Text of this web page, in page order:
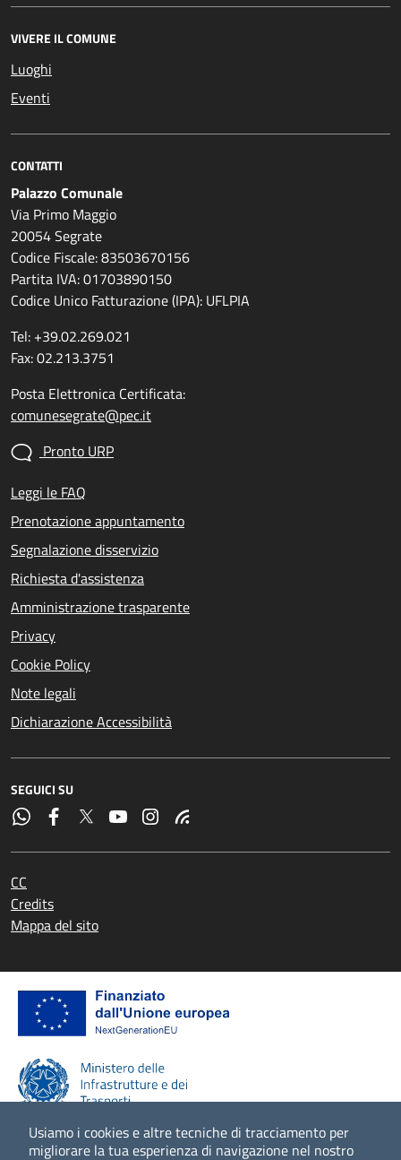
Usiamo i cookies e altre tecniche di tracciamento per
migliorare la tua esperienza di navigazione nel nostro
VIVERE IL COMUNE
Luoghi
Eventi
CONTATTI
Palazzo Comunale
Via Primo Maggio
20054 Segrate
Codice Fiscale: 83503670156
Partita IVA: 01703890150
Codice Unico Fatturazione (IPA): UFLPIA
Tel: +39.02.269.021
Fax: 02.213.3751
Posta Elettronica Certificata:
comunesegrate@pec.it
Pronto URP
Leggi le FAQ
Prenotazione appuntamento
Segnalazione disservizio
Richiesta d'assistenza
Amministrazione trasparente
Privacy
Cookie Policy
Note legali
Dichiarazione Accessibilità
SEGUICI SU
CC
Credits
Mappa del sito